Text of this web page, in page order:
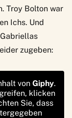
Troy Bolton war
Ichs. Und
zugeben:
von Giphy.
klicken
Sie, dass